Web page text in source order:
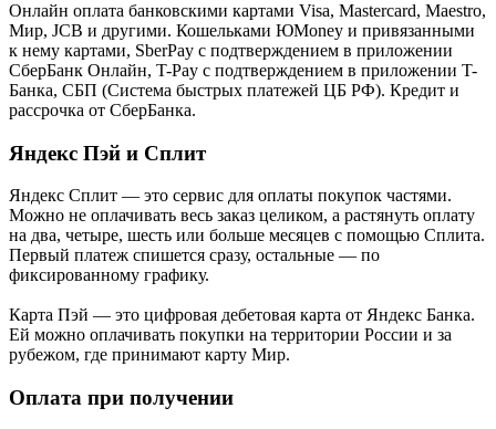
Онлайн оплата банковскими картами Visa, Mastercard, Maestro,
Мир, JCB и другими. Кошельками ЮMoney и привязанными
к нему картами, SberPay с подтверждением в приложении
СберБанк Онлайн, T-Pay с подтверждением в приложении T-
Банка, СБП (Система быстрых платежей ЦБ РФ). Кредит и
рассрочка от СберБанка.
Яндекс Пэй и Сплит
Яндекс Cплит — это сервис для оплаты покупок частями.
Можно не оплачивать весь заказ целиком, а растянуть оплату
на два, четыре, шесть или больше месяцев с помощью Сплита.
Первый платеж спишется сразу, остальные — по
фиксированному графику.
Карта Пэй — это цифровая дебетовая карта от Яндекс Банка.
Ей можно оплачивать покупки на территории России и за
рубежом, где принимают карту Мир.
Оплата при получении